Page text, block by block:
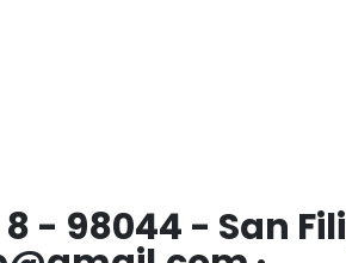
- 98044 - San